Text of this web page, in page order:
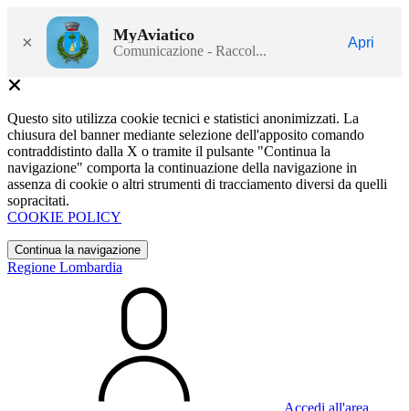
× MyAviatico
Comunicazione - Raccol...
Apri
Questo sito utilizza cookie tecnici e statistici anonimizzati. La
chiusura del banner mediante selezione dell'apposito comando
contraddistinto dalla X o tramite il pulsante "Continua la
navigazione" comporta la continuazione della navigazione in
assenza di cookie o altri strumenti di tracciamento diversi da quelli
sopracitati.
COOKIE POLICY
Continua la navigazione
Regione Lombardia
Accedi all'area